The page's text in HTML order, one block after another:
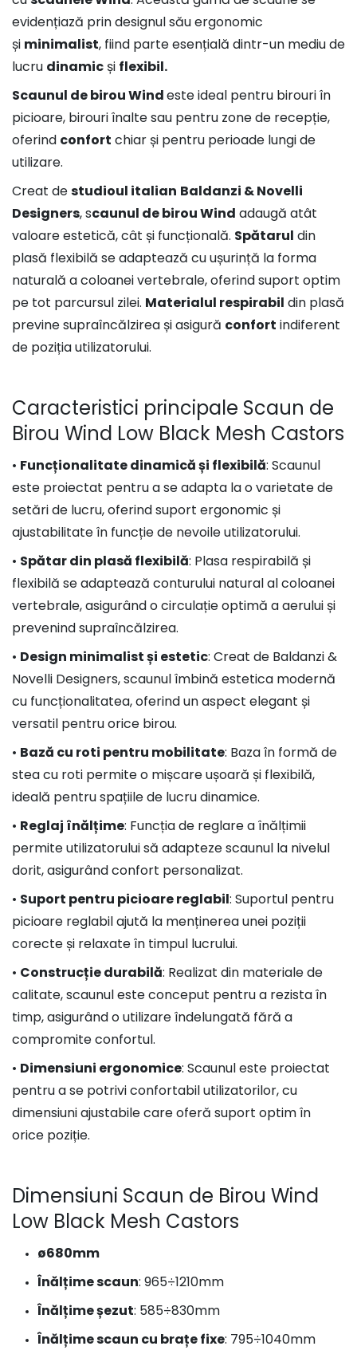
evidențiază prin designul său ergonomic
și minimalist, fiind parte esențială dintr-un mediu de
lucru dinamicși flexibil.
Scaunul de birou Windeste ideal pentru birouri în
picioare, birouri înalte sau pentru zone de recepție,
oferind confort chiar și pentru perioade lungi de
utilizare.
Creat destudioul italian Baldanzi & Novelli
Designers, scaunul de birou Wind adaugă atât
valoare estetică, cât și funcțională. Spătarul din
plasă flexibilă se adaptează cu ușurință la forma
naturală a coloanei vertebrale, oferind suport optim
pe tot parcursul zilei. Materialul respirabil din plasă
previne supraîncălzirea și asigură confort indiferent
de poziția utilizatorului.
Caracteristici principale Scaun de
Birou Wind Low Black Mesh Castors
• Funcționalitate dinamică și flexibilă: Scaunul
este proiectat pentru a se adapta la o varietate de
setări de lucru, oferind suport ergonomic și
ajustabilitate în funcție de nevoile utilizatorului.
• Spătar din plasă flexibilă: Plasa respirabilă și
flexibilă se adaptează conturului natural al coloanei
vertebrale, asigurând o circulație optimă a aerului și
prevenind supraîncălzirea.
• Design minimalist și estetic: Creat de Baldanzi &
Novelli Designers, scaunul îmbină estetica modernă
cu funcționalitatea, oferind un aspect elegant și
versatil pentru orice birou.
• Bază cu roti pentru mobilitate: Baza în formă de
stea cu roti permite o mișcare ușoară și flexibilă,
ideală pentru spațiile de lucru dinamice.
• Reglaj înălțime: Funcția de reglare a înălțimii
permite utilizatorului să adapteze scaunul la nivelul
dorit, asigurând confort personalizat.
• Suport pentru picioare reglabil: Suportul pentru
picioare reglabil ajută la menținerea unei poziții
corecte și relaxate în timpul lucrului.
• Construcție durabilă: Realizat din materiale de
calitate, scaunul este conceput pentru a rezista în
timp, asigurând o utilizare îndelungată fără a
compromite confortul.
• Dimensiuni ergonomice: Scaunul este proiectat
pentru a se potrivi confortabil utilizatorilor, cu
dimensiuni ajustabile care oferă suport optim în
orice poziție.
Dimensiuni Scaun de Birou Wind
Low Black Mesh Castors
ø680mm
Înălțime scaun: 965÷1210mm
Înălțime șezut: 585÷830mm
Înălțime scaun cu brațe fixe: 795÷1040mm